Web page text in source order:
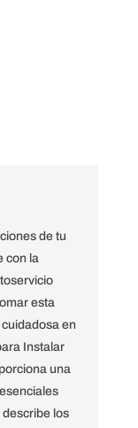
de tu
con la
esta
en
Instalar
una
los